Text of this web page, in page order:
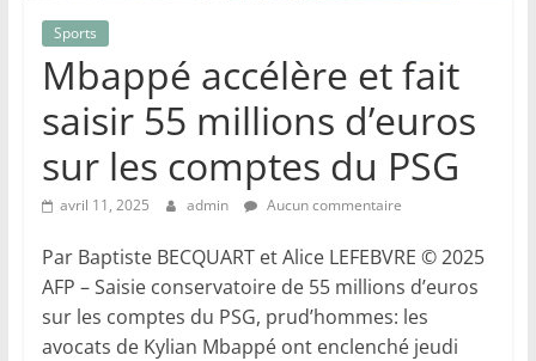
Sports
Mbappé accélère et fait
saisir 55 millions d’euros
sur les comptes du PSG
avril 11, 2025 admin Aucun commentaire
Par Baptiste BECQUART et Alice LEFEBVRE © 2025
AFP – Saisie conservatoire de 55 millions d’euros
sur les comptes du PSG, prud’hommes: les
avocats de Kylian Mbappé ont enclenché jeudi